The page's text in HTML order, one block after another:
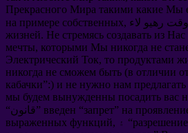
Прекрасного Мира такими какие Мы
на примере собственных
жизней. Не стремясь создавать из
мечты, которыми Мы никогда не
Электрический Ток, то продуктами
никогда не сможем быть (в отличии
кабачки”:) и не нужно нам
мы будем вынужденны посадить вас
“قانون” введен “запрет” на
выраженных функций
, ۽ “разрешение